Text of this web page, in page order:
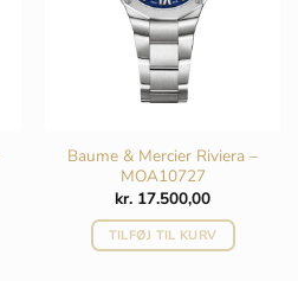
Baume & Mercier Riviera –
MOA10727
kr. 17.500,00
TILFØJ TIL KURV